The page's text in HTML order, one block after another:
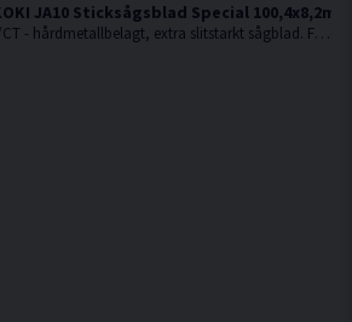
5st
JA10 Sticksågsblad Special
HM/CT - hårdmetallbelagt, extra slitstarkt sågblad. För sträva material som glasfiberarmerad plast, keramik, kakel, skifferplattor och glas